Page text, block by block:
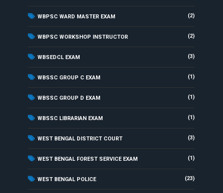
WBPSC WARD MASTER EXAM (2)
WBPSC WORKSHOP INSTRUCTOR (2)
WBSEDCL EXAM (3)
WBSSC GROUP C EXAM (1)
WBSSC GROUP D EXAM (1)
WBSSC LIBRARIAN EXAM (1)
WEST BENGAL DISTRICT COURT (3)
WEST BENGAL FOREST SERVICE EXAM (1)
WEST BENGAL POLICE (23)